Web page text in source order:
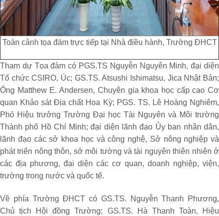
Toàn cảnh tọa đàm trực tiếp tại Nhà điều hành, Trường ĐHCT
Tham dự Tọa đàm có PGS.TS Nguyễn Nguyên Minh, đại diện
Tổ chức CSIRO, Úc; GS.TS. Atsushi Ishimatsu, Jica Nhật Bản;
Ông Matthew E. Andersen, Chuyên gia khoa học cấp cao Cơ
quan Khảo sát Địa chất Hoa Kỳ; PGS. TS. Lê Hoàng Nghiêm,
Phó Hiệu trưởng Trường Đại học Tài Nguyên và Môi trường
Thành phố Hồ Chí Minh; đại diện lãnh đạo Ủy ban nhân dân,
lãnh đạo các sở khoa học và công nghệ, Sở nông nghiệp và
phát triển nông thôn, sở môi tường và tài nguyên thiên nhiên ở
các địa phương, đại diện các cơ quan, doanh nghiệp, viện,
trường trong nước và quốc tế.
Về phía Trường ĐHCT có GS.TS. Nguyễn Thanh Phương,
Chủ tịch Hội đồng Trường; GS.TS. Hà Thanh Toàn, Hiệu